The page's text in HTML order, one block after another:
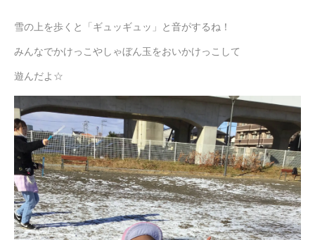
雪の上を歩くと「ギュッギュッ」と音がするね！
みんなでかけっこやしゃぼん玉をおいかけっこして
遊んだよ☆